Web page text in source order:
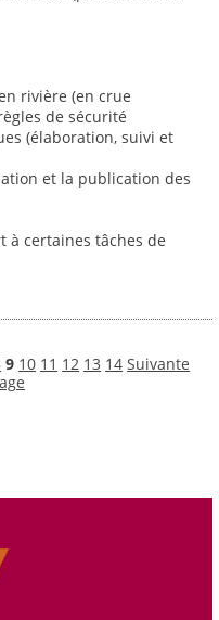
rivière (en crue
de sécurité
(élaboration, suivi et
et la publication des
à certaines tâches de
9 10 11 12 13 14 Suivante